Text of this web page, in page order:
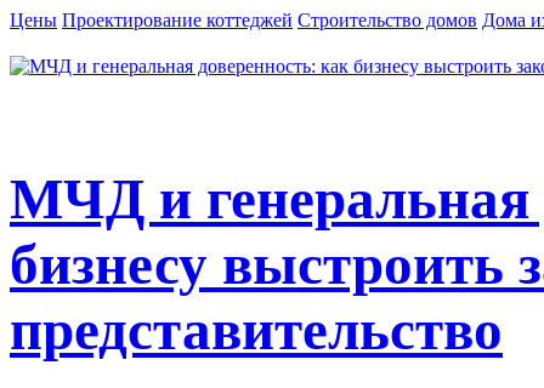
Цены Проектирование коттеджей Строительство домов Дома
МЧД и генеральная
бизнесу выстроить
представительство